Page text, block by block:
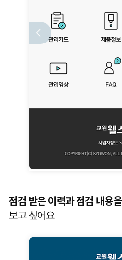
점검 받은 이력과 점검 내용을
보고 싶어요